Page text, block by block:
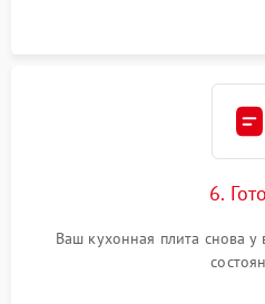
6.
Ваш кухонная плита снова